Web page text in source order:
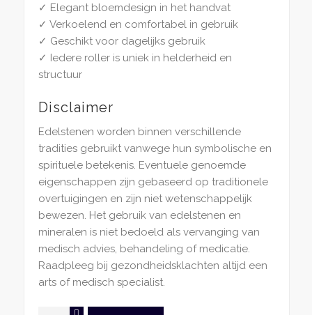
✓ Elegant bloemdesign in het handvat
✓ Verkoelend en comfortabel in gebruik
✓ Geschikt voor dagelijks gebruik
✓ Iedere roller is uniek in helderheid en
structuur
Disclaimer
Edelstenen worden binnen verschillende
tradities gebruikt vanwege hun symbolische en
spirituele betekenis. Eventuele genoemde
eigenschappen zijn gebaseerd op traditionele
overtuigingen en zijn niet wetenschappelijk
bewezen. Het gebruik van edelstenen en
mineralen is niet bedoeld als vervanging van
medisch advies, behandeling of medicatie.
Raadpleeg bij gezondheidsklachten altijd een
arts of medisch specialist.